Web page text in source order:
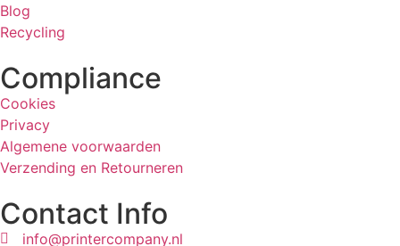
Blog
Recycling
Compliance
Cookies
Privacy
Algemene voorwaarden
Verzending en Retourneren
Contact Info
info@printercompany.nl